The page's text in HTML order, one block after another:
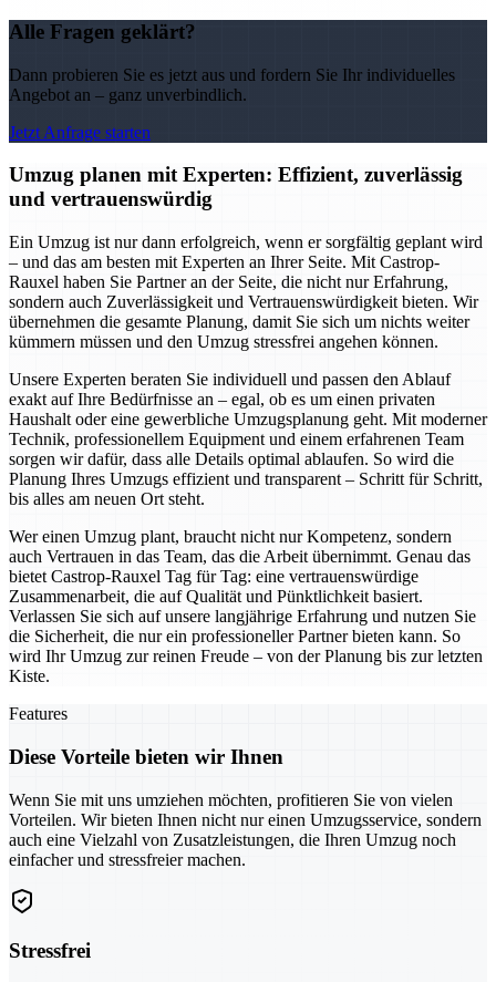
Alle Fragen geklärt?
Dann probieren Sie es jetzt aus und fordern Sie Ihr individuelles
Angebot an – ganz unverbindlich.
Jetzt Anfrage starten
Umzug planen mit Experten: Effizient, zuverlässig
und vertrauenswürdig
Ein Umzug ist nur dann erfolgreich, wenn er sorgfältig geplant wird
– und das am besten mit Experten an Ihrer Seite. Mit Castrop-
Rauxel haben Sie Partner an der Seite, die nicht nur Erfahrung,
sondern auch Zuverlässigkeit und Vertrauenswürdigkeit bieten. Wir
übernehmen die gesamte Planung, damit Sie sich um nichts weiter
kümmern müssen und den Umzug stressfrei angehen können.
Unsere Experten beraten Sie individuell und passen den Ablauf
exakt auf Ihre Bedürfnisse an – egal, ob es um einen privaten
Haushalt oder eine gewerbliche Umzugsplanung geht. Mit moderner
Technik, professionellem Equipment und einem erfahrenen Team
sorgen wir dafür, dass alle Details optimal ablaufen. So wird die
Planung Ihres Umzugs effizient und transparent – Schritt für Schritt,
bis alles am neuen Ort steht.
Wer einen Umzug plant, braucht nicht nur Kompetenz, sondern
auch Vertrauen in das Team, das die Arbeit übernimmt. Genau das
bietet Castrop-Rauxel Tag für Tag: eine vertrauenswürdige
Zusammenarbeit, die auf Qualität und Pünktlichkeit basiert.
Verlassen Sie sich auf unsere langjährige Erfahrung und nutzen Sie
die Sicherheit, die nur ein professioneller Partner bieten kann. So
wird Ihr Umzug zur reinen Freude – von der Planung bis zur letzten
Kiste.
Features
Diese Vorteile bieten wir Ihnen
Wenn Sie mit uns umziehen möchten, profitieren Sie von vielen
Vorteilen. Wir bieten Ihnen nicht nur einen Umzugsservice, sondern
auch eine Vielzahl von Zusatzleistungen, die Ihren Umzug noch
einfacher und stressfreier machen.
Stressfrei